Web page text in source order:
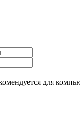
для